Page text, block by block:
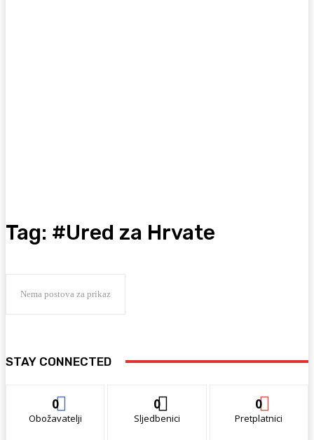
Tag: #Ured za Hrvate
Nema postova za prikaz
STAY CONNECTED
0
Obožavatelji
0
Sljedbenici
0
Pretplatnici